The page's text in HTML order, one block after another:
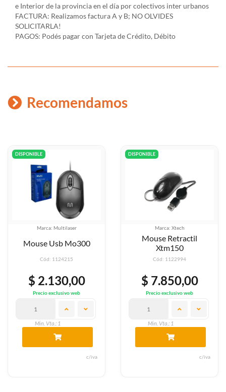
e Interior de la provincia en el día por colectivos inter urbanos
FACTURA: Realizamos factura A y B; NO OLVIDES
SOLICITARLA!
PAGOS: Podés pagar con Tarjeta de Crédito, Débito
Recomendamos
DISPONIBLE
Marca: Multilaser
Mouse Usb Mo300
Cód: 1124215
$ 2.130,00
Precio exclusivo web
Min. Vta.: 1
c/iva
DISPONIBLE
Marca: Xtech
Mouse Retractil
Xtm150
Cód: 1122994
$ 7.850,00
Precio exclusivo web
Min. Vta.: 1
c/iva